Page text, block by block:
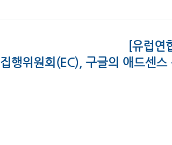
[유럽연
집행위원회(EC), 구글의 애드센